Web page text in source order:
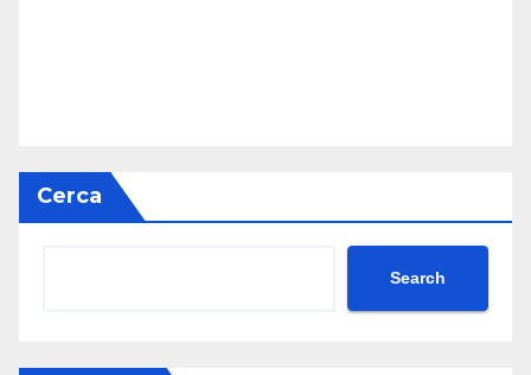
Cerca
Search